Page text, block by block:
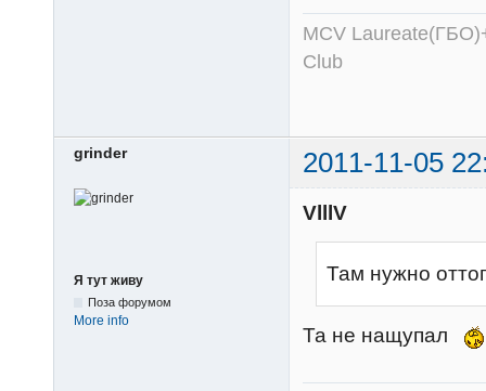
MCV
Club
grinder 2011-11-05
Я тут живу
Поза форумом
More info
VlllV
Там нужно
Та не нащупал